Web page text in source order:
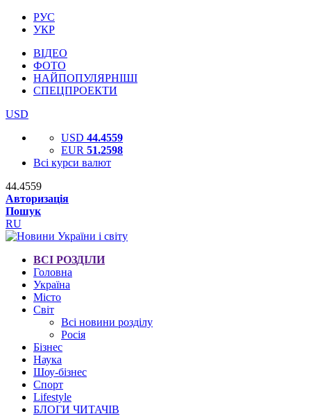
РУС
УКР
ВІДЕО
ФОТО
НАЙПОПУЛЯРНІШІ
СПЕЦПРОЕКТИ
USD
USD 44.4559
EUR 51.2598
Всі курси валют
44.4559
Авторизація
Пошук
RU
ВСІ РОЗДІЛИ
Головна
Україна
Місто
Світ
Всі новини розділу
Росія
Бізнес
Наука
Шоу-бізнес
Спорт
Lifestyle
БЛОГИ ЧИТАЧІВ